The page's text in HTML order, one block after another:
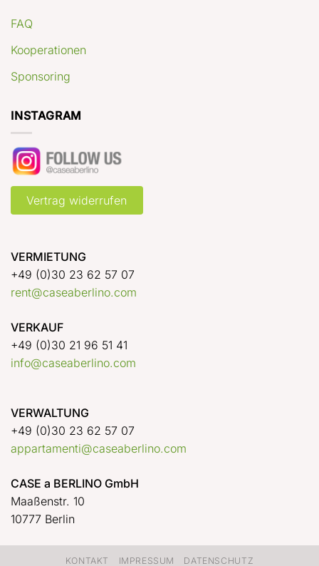
FAQ
Kooperationen
Sponsoring
INSTAGRAM
Vertrag widerrufen
VERMIETUNG
+49 (0)30 23 62 57 07
rent@caseaberlino.com
VERKAUF
+49 (0)30 21 96 51 41
info@caseaberlino.com
VERWALTUNG
+49 (0)30 23 62 57 07
appartamenti@caseaberlino.com
CASE a BERLINO GmbH
Maaßenstr. 10
10777 Berlin
KONTAKT IMPRESSUM DATENSCHUTZ